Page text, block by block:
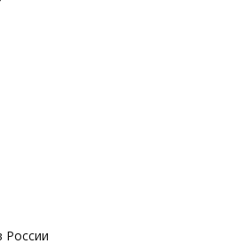
России